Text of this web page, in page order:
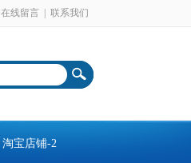
在线留言 联系我们
淘宝店铺-2